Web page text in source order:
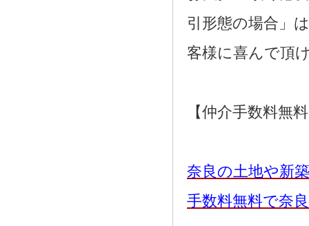
引形態の場合」
客様に喜んで頂
【仲介手数料無
奈良の土地や新
手数料無料で奈